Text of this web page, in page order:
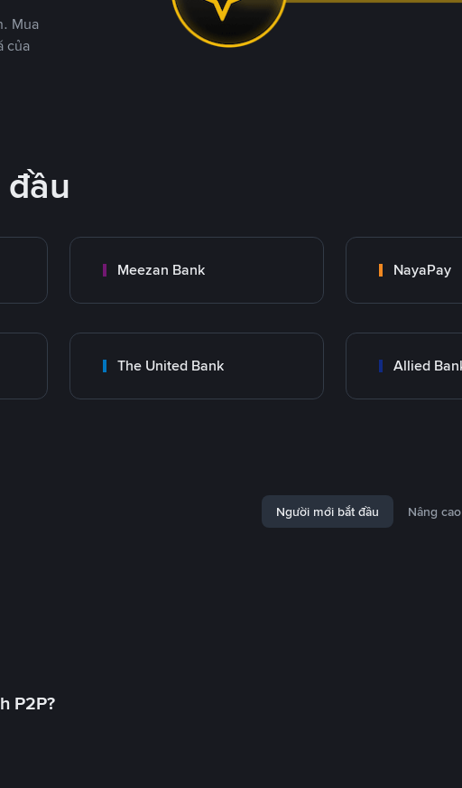
Mua
của
Meezan Bank NayaPay
The United Bank
Người mới bắt đầu Nâng cao
P2P?